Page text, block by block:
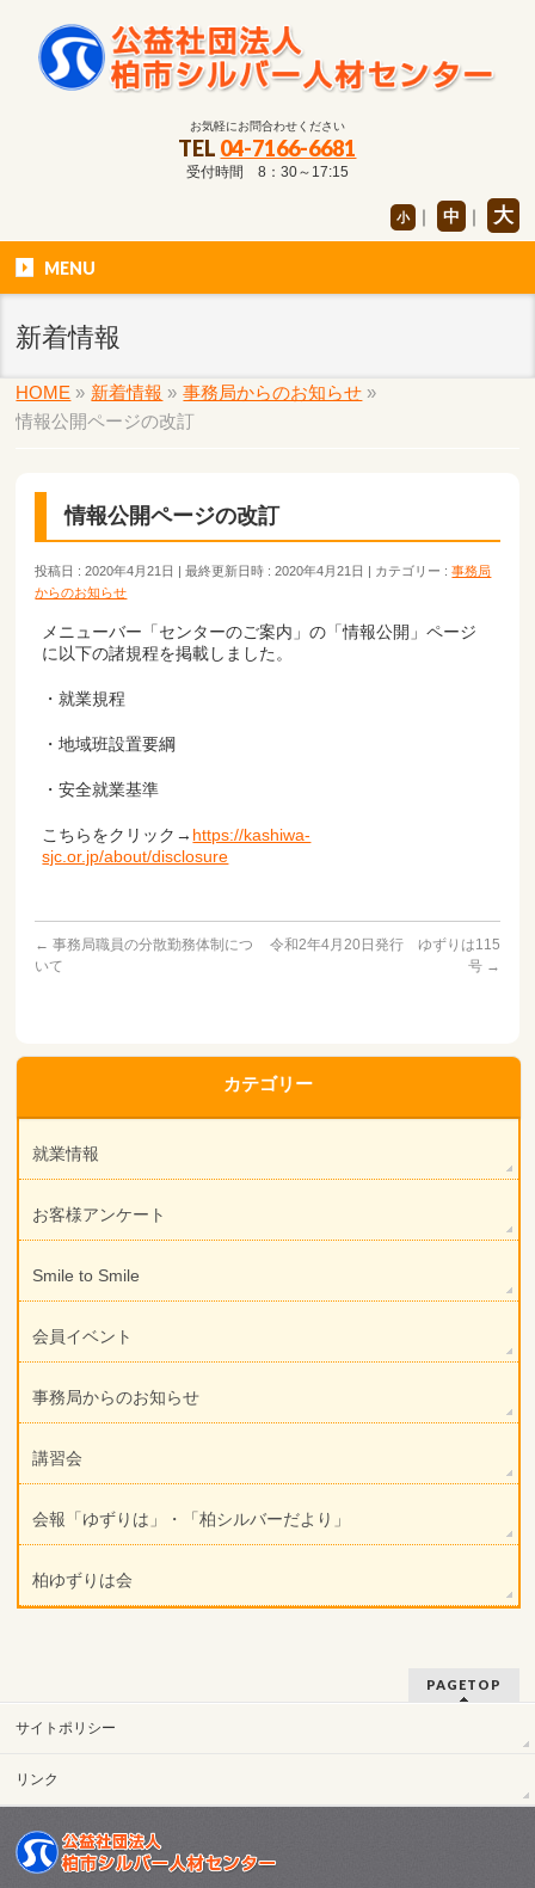
お気軽にお問合わせください
TEL 04-7166-6681
受付時間 8：30～17:15
小 ｜ 中 ｜ 大
MENU
新着情報
HOME » 新着情報 » 事務局からのお知らせ »
情報公開ページの改訂
情報公開ページの改訂
投稿日 : 2020年4月21日 最終更新日時 : 2020年4月21日 カテゴリー :事務局
からのお知らせ
メニューバー「センターのご案内」の「情報公開」ページ
に以下の諸規程を掲載しました。
・就業規程
・地域班設置要綱
・安全就業基準
こちらをクリック→ https://kashiwa-
sjc.or.jp/about/disclosure
← 事務局職員の分散勤務体制につ
いて
令和2年4月20日発行 ゆずりは115
号 →
カテゴリー
就業情報
お客様アンケート
Smile to Smile
会員イベント
事務局からのお知らせ
講習会
会報「ゆずりは」・「柏シルバーだより」
柏ゆずりは会
PAGETOP
サイトポリシー
リンク